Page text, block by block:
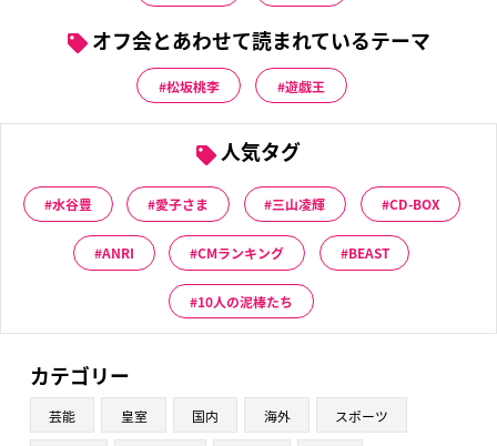
オフ会とあわせて読まれているテーマ
松坂桃李 遊戯王
人気タグ
水谷豊 愛子さま 三山凌輝 CD-BOX
ANRI CMランキング BEAST
10人の泥棒たち
カテゴリー
芸能 皇室 国内 海外 スポーツ